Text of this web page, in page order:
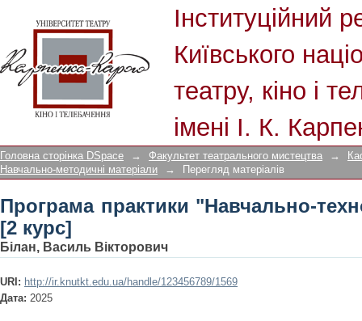
Інституційний
Київського
театру, кіно і
імені І. К.
Програма практики "Навчально-
Головна сторінка DSpace → Факультет театрального мистецтва →
Навчально-методичні матеріали
→ Перегляд матеріалів
Програма практики "Навчально-
[2 курс]
Білан, Василь Вікторович
URI: http://ir.knutkt.edu.ua/handle/123456789/1569
Дата: 2025